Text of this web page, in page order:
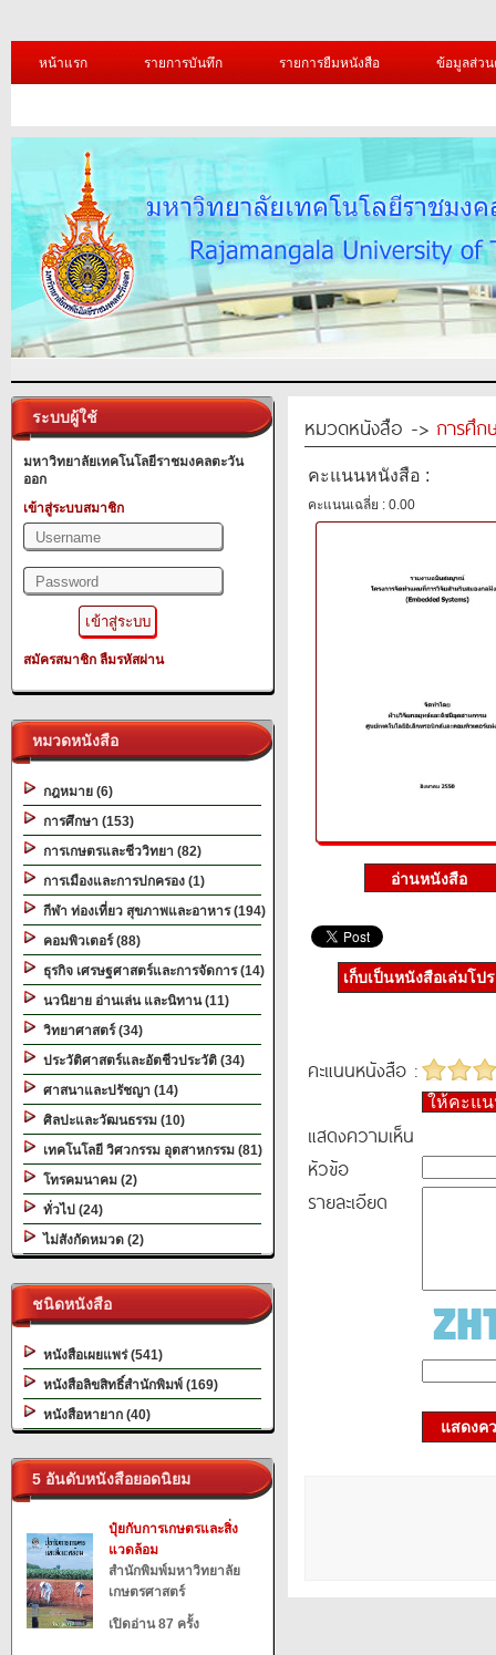
หน้าแรก รายการบันทึก รายการยืมหนังสือ ข้อมูลส่ว
ระบบผู้ใช้
มหาวิทยาลัยเทคโนโลยีราชมงคลตะวัน
ออก
เข้าสู่ระบบสมาชิก
สมัครสมาชิก ลืมรหัสผ่าน
หมวดหนังสือ
กฎหมาย (6)
การศึกษา (153)
การเกษตรและชีววิทยา (82)
การเมืองและการปกครอง (1)
กีฬา ท่องเที่ยว สุขภาพและอาหาร (194)
คอมพิวเตอร์ (88)
ธุรกิจ เศรษฐศาสตร์และการจัดการ (14)
นวนิยาย อ่านเล่น และนิทาน (11)
วิทยาศาสตร์ (34)
ประวัติศาสตร์และอัตชีวประวัติ (34)
ศาสนาและปรัชญา (14)
ศิลปะและวัฒนธรรม (10)
เทคโนโลยี วิศวกรรม อุตสาหกรรม (81)
โทรคมนาคม (2)
ทั่วไป (24)
ไม่สังกัดหมวด (2)
ชนิดหนังสือ
หนังสือเผยแพร่ (541)
หนังสือลิขสิทธิ์สำนักพิมพ์ (169)
หนังสือหายาก (40)
5 อันดับหนังสือยอดนิยม
ปุ๋ยกับการเกษตรและสิ่ง
แวดล้อม
สำนักพิมพ์มหาวิทยาลัย
เกษตรศาสตร์
เปิดอ่าน 87 ครั้ง
หมวดหนังสือ -> การศึก
คะแนนหนังสือ :
คะแนนเฉลี่ย : 0.00
เก็บเป็นหนังสือเล่มโป
คะแนนหนังสือ :
ให้คะแ
แสดงความเห็น
หัวข้อ
รายละเอียด
แสดงค